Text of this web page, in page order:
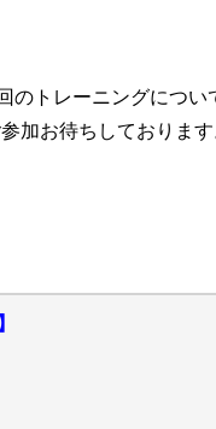
のトレーニングにつ
加お待ちしております